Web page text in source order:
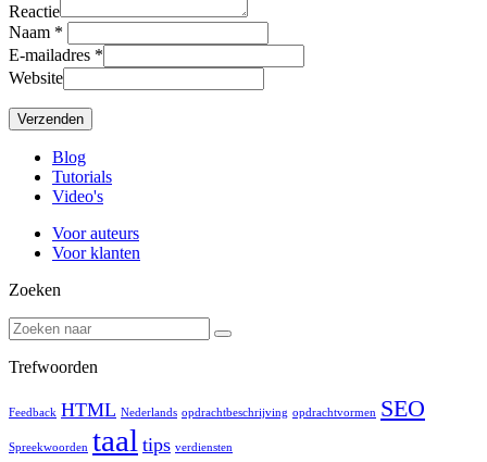
Reactie
Naam *
E-mailadres *
Website
Blog
Tutorials
Video's
Voor auteurs
Voor klanten
Zoeken
Trefwoorden
Feedback HTML Nederlands opdrachtbeschrijving opdrachtvormen SEO
Spreekwoorden taal tips verdiensten